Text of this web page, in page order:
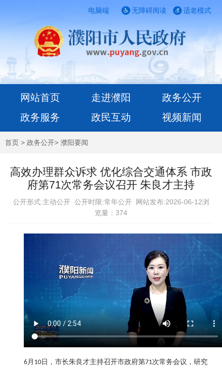
电脑端 适老模式
无障碍阅读
网站首页 走进濮阳
政务公开
政务服务
政民互动 视频新闻
首页 > 政务公开> 濮阳要闻
高效办理群众诉求 优化综合交通体系 市政
府第71次常务会议召开 朱良才主持
公开形式:主动公开 公开时限:常年公开
网站发布:2026-06-12浏
览量： 374
6 月 10日，市长朱良才主持召开市政府第71次常务会议，研究